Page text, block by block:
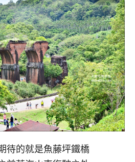
待的就是魚藤坪鐵橋